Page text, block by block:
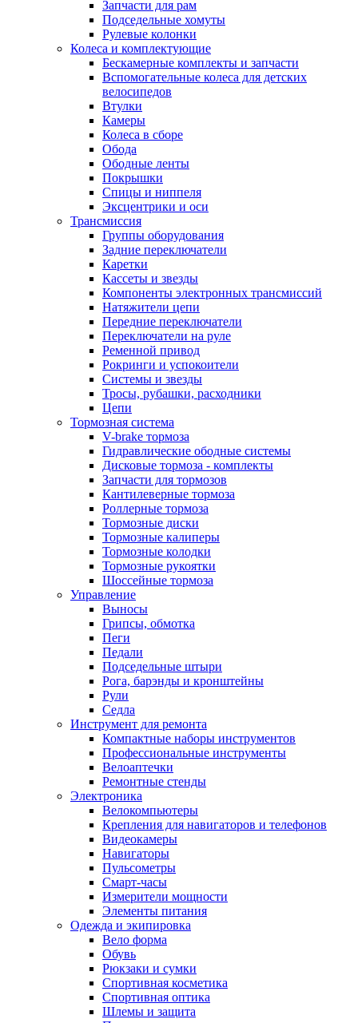
Запчасти для рам
Подседельные хомуты
Рулевые колонки
Колеса и комплектующие
Бескамерные комплекты и запчасти
Вспомогательные колеса для детских
велосипедов
Втулки
Камеры
Колеса в сборе
Обода
Ободные ленты
Покрышки
Спицы и ниппеля
Эксцентрики и оси
Трансмиссия
Группы оборудования
Задние переключатели
Каретки
Кассеты и звезды
Компоненты электронных трансмиссий
Натяжители цепи
Передние переключатели
Переключатели на руле
Ременной привод
Рокринги и успокоители
Системы и звезды
Тросы, рубашки, расходники
Цепи
Тормозная система
V-brake тормоза
Гидравлические ободные системы
Дисковые тормоза - комплекты
Запчасти для тормозов
Кантилеверные тормоза
Роллерные тормоза
Тормозные диски
Тормозные калиперы
Тормозные колодки
Тормозные рукоятки
Шоссейные тормоза
Управление
Выносы
Грипсы, обмотка
Пеги
Педали
Подседельные штыри
Рога, барэнды и кронштейны
Рули
Седла
Инструмент для ремонта
Компактные наборы инструментов
Профессиональные инструменты
Велоаптечки
Ремонтные стенды
Электроника
Велокомпьютеры
Крепления для навигаторов и телефонов
Видеокамеры
Навигаторы
Пульсометры
Смарт-часы
Измерители мощности
Элементы питания
Одежда и экипировка
Вело форма
Обувь
Рюкзаки и сумки
Спортивная косметика
Спортивная оптика
Шлемы и защита